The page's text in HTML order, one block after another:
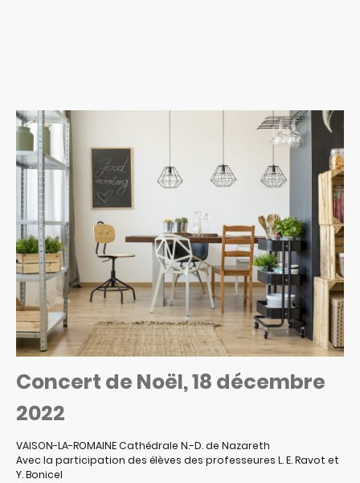
Concert de Noël, 18 décembre
2022
VAISON-LA-ROMAINE Cathédrale N.-D. de Nazareth
Avec la participation des élèves des professeures L. E. Ravot et
Y. Bonicel